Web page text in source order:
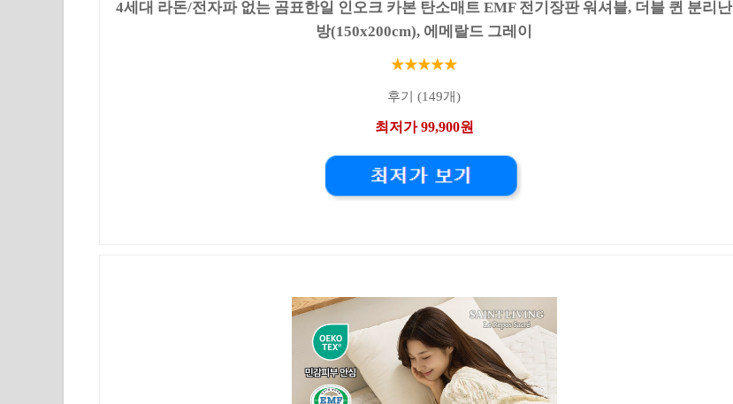
4세대 라돈/전자파 없는 곰표한일 인오크 카본 탄소매트 EMF 전기장판 워셔블, 더블 퀸 분리난
방(150x200cm), 에메랄드 그레이
★★★★★
후기 (149개)
최저가 99,900원